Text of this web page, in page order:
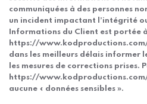
communiquées à des personnes
un incident impactant l’intégrité
Informations du Client est portée
https://
dans les meilleurs délais informer
les mesures de corrections prises.
https://
aucune « données sensibles ».